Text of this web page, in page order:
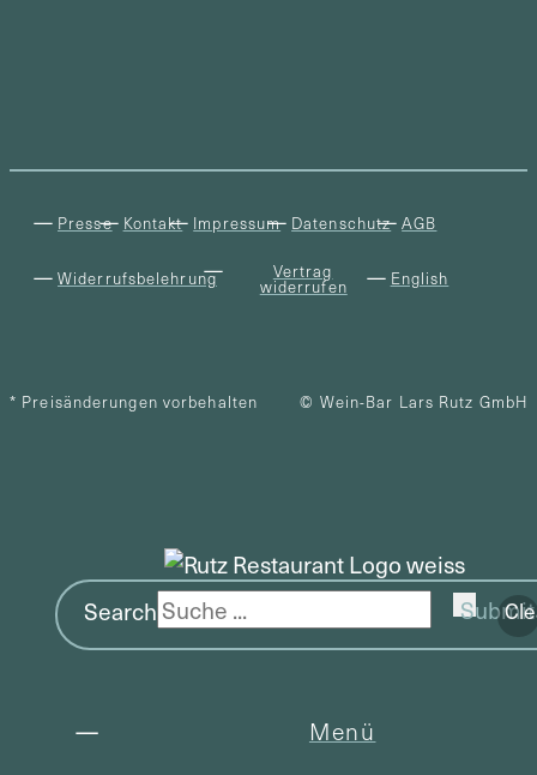
Presse Kontakt Impressum Datenschutz AGB
Widerrufsbelehrung Vertrag
widerrufen English
* Preisänderungen vorbehalten © Wein-Bar Lars Rutz GmbH
Search Submit
Menü